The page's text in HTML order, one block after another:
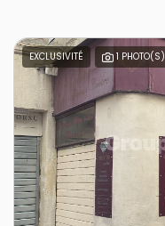
EXCLUSIVITÉ 1 PHOTO(S)